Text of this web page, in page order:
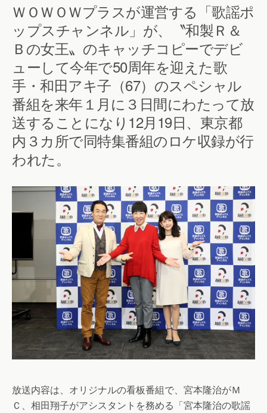
ＷＯＷＯＷプラスが運営する「歌謡ポ
ップスチャンネル」が、〝和製Ｒ＆
Ｂの女王〟のキャッチコピーでデビ
ューして今年で50周年を迎えた歌
手・和田アキ子（67）のスペシャル
番組を来年１月に３日間にわたって放
送することになり12月19日、東京都
内３カ所で同特集番組のロケ収録が行
われた。
放送内容は、オリジナルの看板番組で、宮本隆治がＭ
Ｃ、相田翔子がアシスタントを務める「宮本隆治の歌謡